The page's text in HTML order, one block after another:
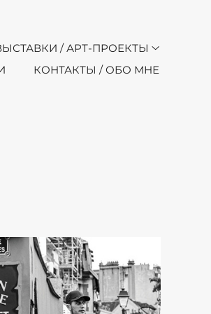
/ АРТ-ПРОЕКТЫ
КОНТАКТЫ / ОБО МНЕ